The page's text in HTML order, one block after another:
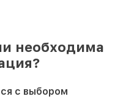
необходима
с выбором